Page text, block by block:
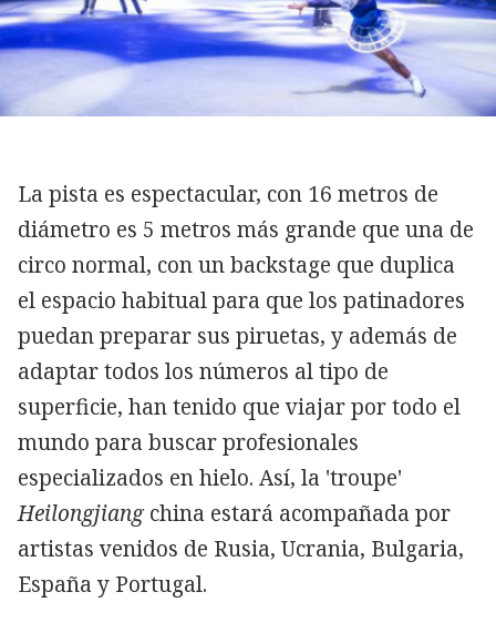
La pista es espectacular, con 16 metros de
diámetro es 5 metros más grande que una de
circo normal, con un backstage que duplica
el espacio habitual para que los patinadores
puedan preparar sus piruetas, y además de
adaptar todos los números al tipo de
superficie, han tenido que viajar por todo el
mundo para buscar profesionales
especializados en hielo. Así, la 'troupe'
Heilongjiangchina estará acompañada por
artistas venidos de Rusia, Ucrania, Bulgaria,
España y Portugal.